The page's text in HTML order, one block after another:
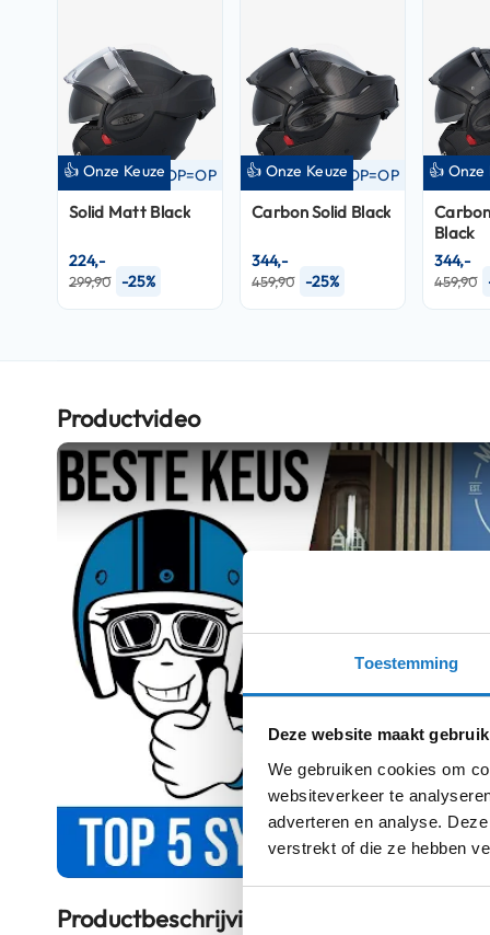
Toestemming
Deze website maakt
We gebruiken cookies om
websiteverkeer te
adverteren en analyse.
verstrekt of die ze hebben
Fietshelmen
accessoires
Vizieren
Pinlocks
Crossbrillen
Onderhoud
Helm
houder
kapstok
Motorkleding
Motorjassen
Heren
motorjassen
Dames
motorjassen
motorjassen
motorjassen
Textiele
OP=OP
👍 Onze Keuze
Solid Matt Black
299,90 -25%
224,-
OP=OP
👍 Onze Keuze
Carbon Solid Black
459,90 -25%
344,-
👍 Onze
Black
459,90
344,-
Productbeschrijving
Productvideo
Play